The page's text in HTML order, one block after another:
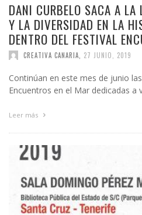
DANI CURBELO SACA A LA
Y LA DIVERSIDAD EN LA
DENTRO DEL FESTIVAL
CREATIVA CANARIA 27 JUNIO, 2019
Continúan en este mes de junio
Encuentros en el Mar dedicadas a
Leer más